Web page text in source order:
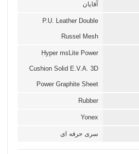
آقایان
P.U. Leather Double
Russel Mesh
Hyper msLite Power
Cushion Solid E.V.A. 3D
Power Graphite Sheet
Rubber
Yonex
سری حرفه ای